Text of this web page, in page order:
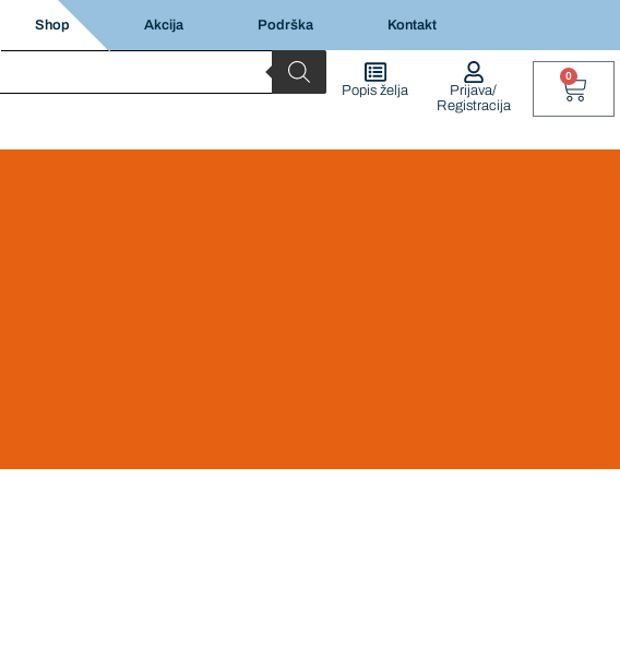
Shop Akcija Podrška Kontakt
Popis želja
Prijava/
Registracija
0